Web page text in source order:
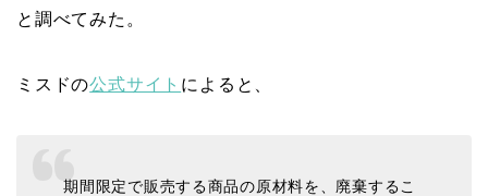
と調べてみた。
ミスドの公式サイト によると、
期間限定で販売する商品の原材料を、廃棄するこ